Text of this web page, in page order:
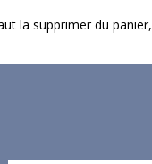
la supprimer du